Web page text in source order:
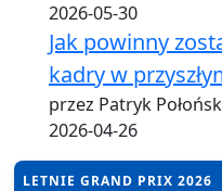
2026-05-30
Jak powinny
kadry w
przez Patryk
2026-04-26
LETNIE GRAND PRIX 2026